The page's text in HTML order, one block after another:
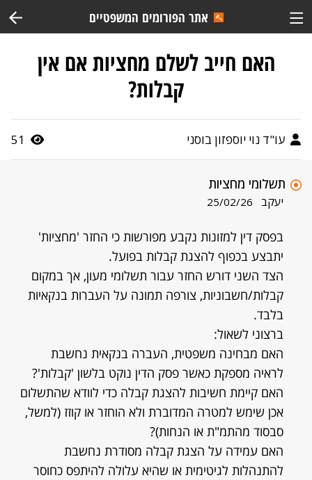
אתר הפורומים המשפטיים
האם חייב לשלם מחציות אם אין
קבלות?
עו"ד נוי יוספזון בוסני 51
תשלומי מחציות
יעקב 25/02/26
בפסק דין למזונות נקבע מפורשות כי החזר 'מחציות'
יתבצע בכפוף להצגת קבלות בפועל.
הצד השני דורש החזר עבור תשלומי מעון, אך במקום
קבלות/חשבוניות, צורפה תמונה על העברות בנקאיות
בלבד.
​ברצוני לשאול:
​האם מבחינה משפטית, העברה בנקאית נחשבת
לראיה מספקת כאשר פסק הדין נוקט בלשון 'קבלות'?
​האם קיימת חשיבות להצגת קבלה כדי לוודא שהתשלום
אכן שימש למטרה המדוברת ולא הוחזר או קוזז (למשל,
סבסוד מהתמ"ת או הנחות)?
​האם עמידה על הצגת קבלה מסודרת נחשבת
להתנהלות לגיטימית או שהיא עלולה להיתפס כחוסר